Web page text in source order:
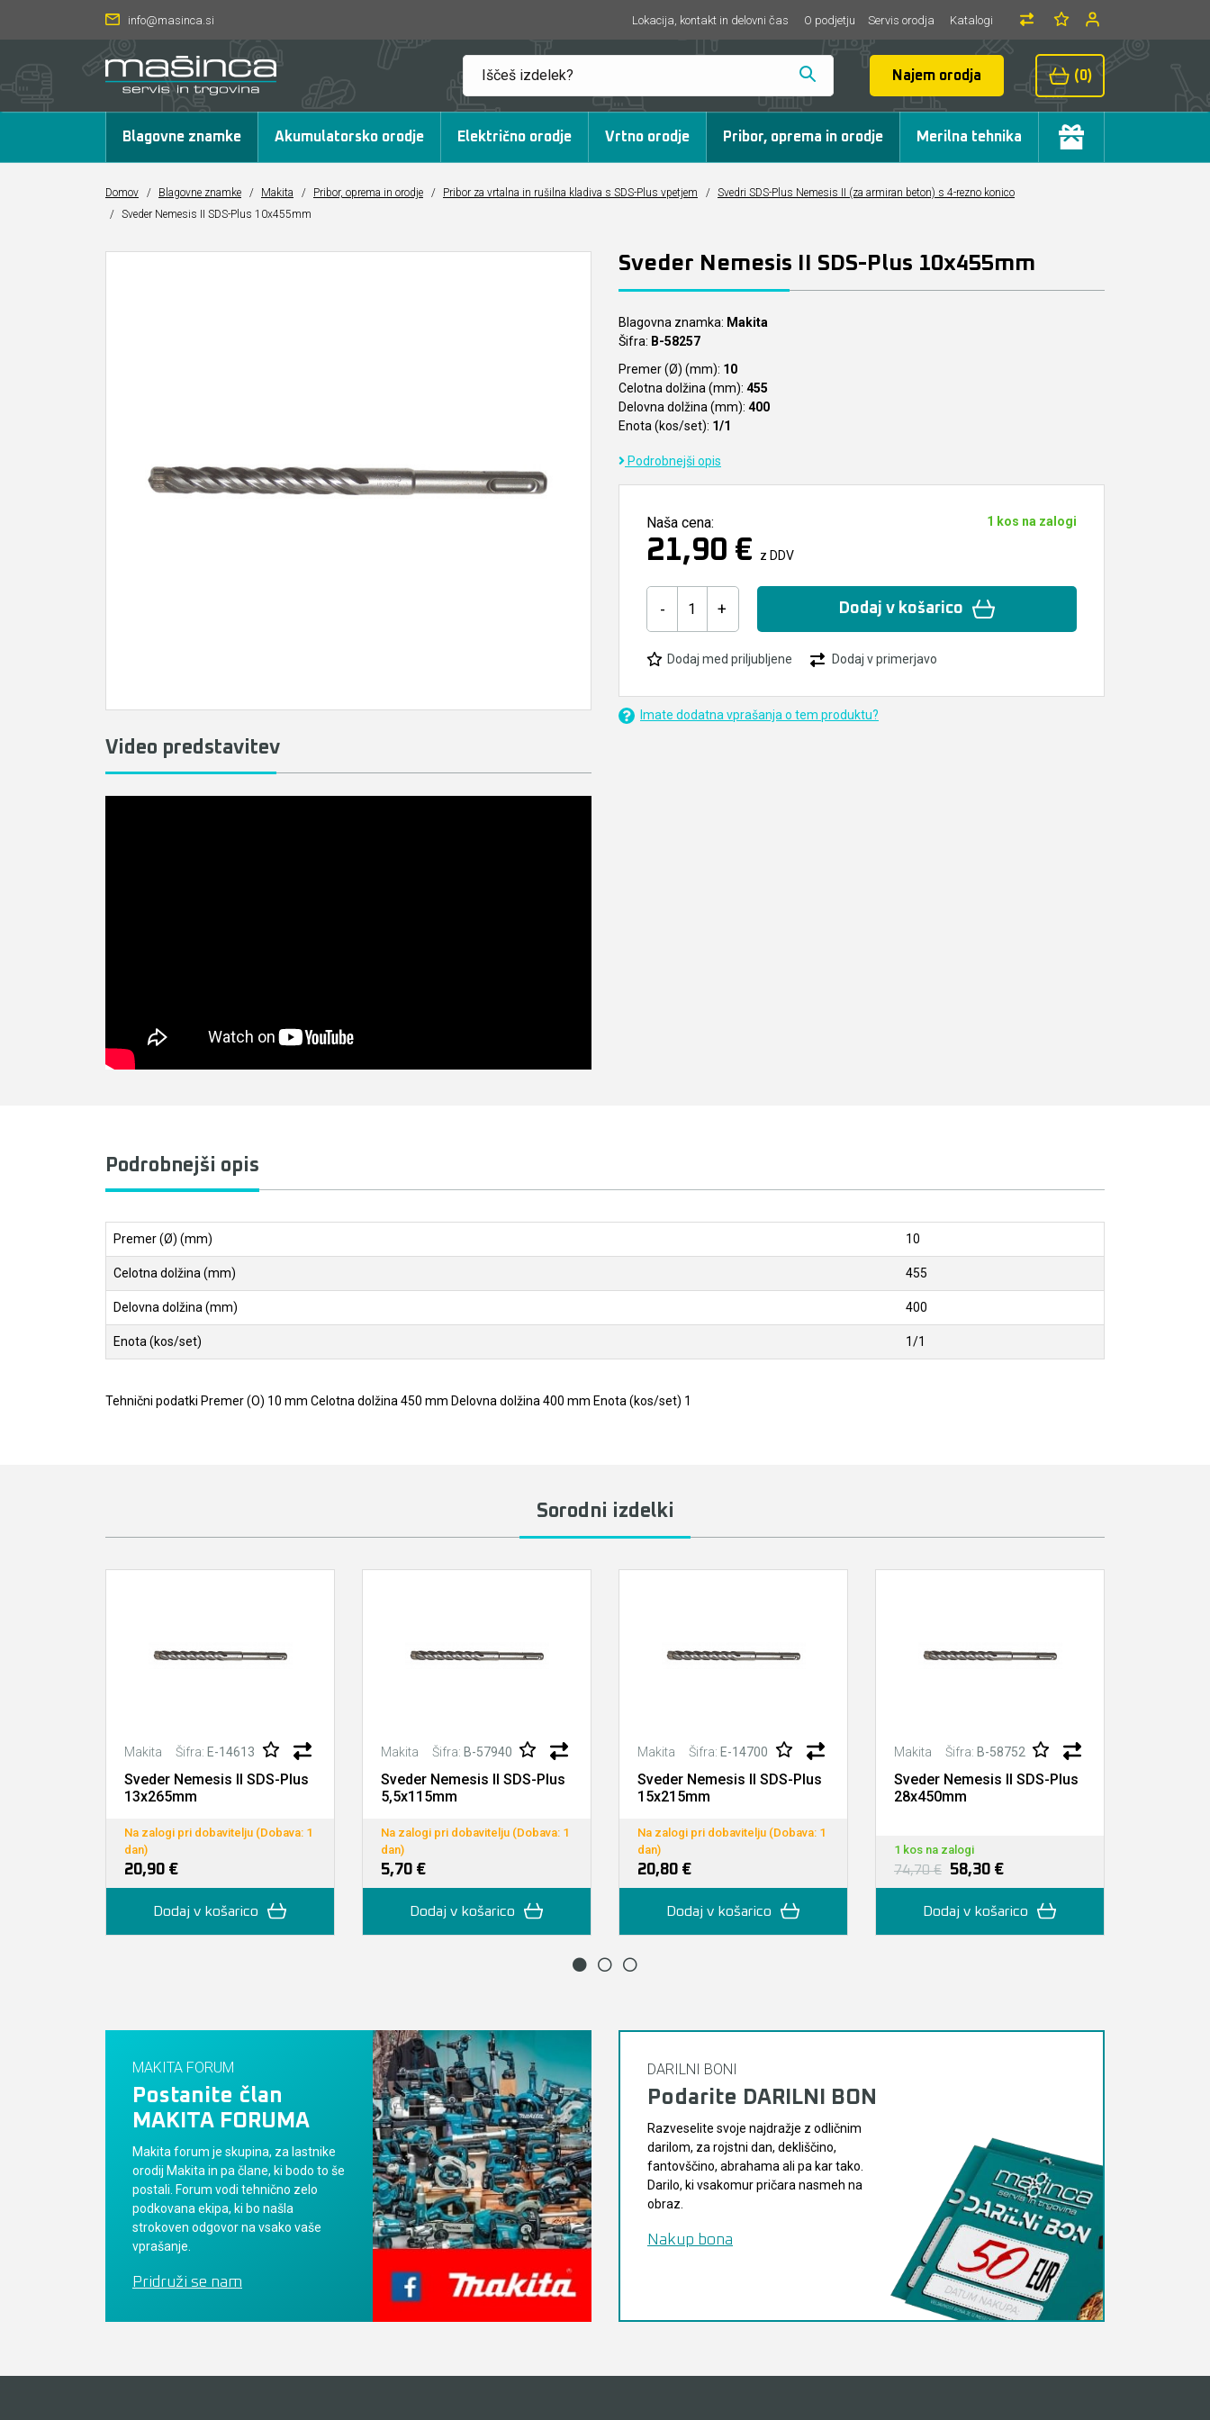
info@masinca.si Lokacija, kontakt in delovni čas O podjetju Servis orodja Katalogi
Najem orodja (0)
Blagovne znamke Akumulatorsko orodje Električno orodje Vrtno orodje Pribor, oprema in orodje Merilna tehnika
Domov / Blagovne znamke / Makita / Pribor, oprema in orodje / Pribor za vrtalna in rušilna kladiva s SDS-Plus vpetjem / Svedri SDS-Plus Nemesis II (za armiran beton) s 4-rezno konico
/ Sveder Nemesis II SDS-Plus 10x455mm
Video predstavitev
Sveder Nemesis II SDS-Plus 10x455mm
Blagovna znamka: Makita
Šifra: B-58257
Premer (Ø) (mm): 10
Celotna dolžina (mm): 455
Delovna dolžina (mm): 400
Enota (kos/set): 1/1
Podrobnejši opis
1 kos na zalogi
Naša cena:
21,90 € z DDV
- + Dodaj v košarico
Dodaj med priljubljene Dodaj v primerjavo
Imate dodatna vprašanja o tem produktu?
Podrobnejši opis
Premer (Ø) (mm) 10
Celotna dolžina (mm) 455
Delovna dolžina (mm) 400
Enota (kos/set) 1/1
Tehnični podatki Premer (O) 10 mm Celotna dolžina 450 mm Delovna dolžina 400 mm Enota (kos/set) 1
Sorodni izdelki
Makita Šifra: E-14613
Sveder Nemesis II SDS-Plus
13x265mm
Na zalogi pri dobavitelju (Dobava: 1
dan)
20,90 €
Dodaj v košarico
Makita Šifra: B-57940
Sveder Nemesis II SDS-Plus
5,5x115mm
Na zalogi pri dobavitelju (Dobava: 1
dan)
5,70 €
Dodaj v košarico
Makita Šifra: E-14700
Sveder Nemesis II SDS-Plus
15x215mm
Na zalogi pri dobavitelju (Dobava: 1
dan)
20,80 €
Dodaj v košarico
Makita Šifra: B-58752
Sveder Nemesis II SDS-Plus
28x450mm
1 kos na zalogi
74,70 € 58,30 €
Dodaj v košarico
MAKITA FORUM
Postanite član
MAKITA FORUMA
Makita forum je skupina, za lastnike
orodij Makita in pa člane, ki bodo to še
postali. Forum vodi tehnično zelo
podkovana ekipa, ki bo našla
strokoven odgovor na vsako vaše
vprašanje.
Pridruži se nam
DARILNI BONI
Podarite DARILNI BON
Razveselite svoje najdražje z odličnim
darilom, za rojstni dan, dekliščino,
fantovščino, abrahama ali pa kar tako.
Darilo, ki vsakomur pričara nasmeh na
obraz.
Nakup bona